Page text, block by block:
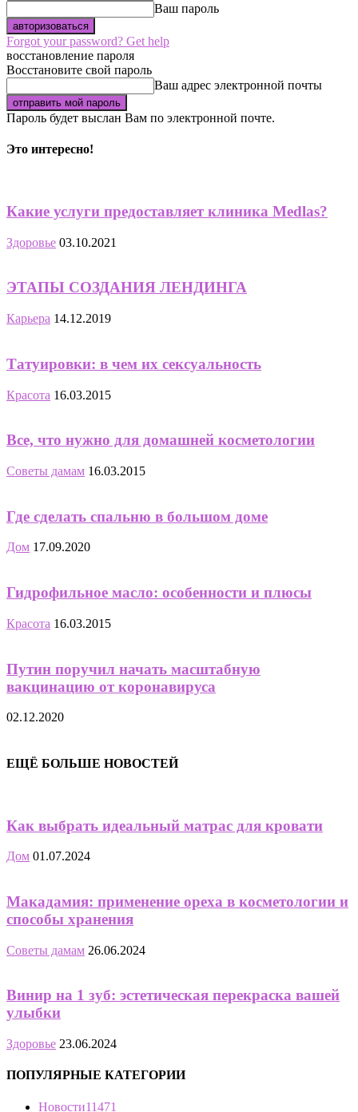
Ваш пароль
Forgot your password? Get help
восстановление пароля
Восстановите свой пароль
Ваш адрес электронной почты
Пароль будет выслан Вам по электронной почте.
Это интересно!
Какие услуги предоставляет клиника Medlas?
Здоровье 03.10.2021
ЭТАПЫ СОЗДАНИЯ ЛЕНДИНГА
Карьера 14.12.2019
Татуировки: в чем их сексуальность
Красота 16.03.2015
Все, что нужно для домашней косметологии
Советы дамам 16.03.2015
Где сделать спальню в большом доме
Дом 17.09.2020
Гидрофильное масло: особенности и плюсы
Красота 16.03.2015
Путин поручил начать масштабную
вакцинацию от коронавируса
02.12.2020
ЕЩЁ БОЛЬШЕ НОВОСТЕЙ
Как выбрать идеальный матрас для кровати
Дом 01.07.2024
Макадамия: применение ореха в косметологии и
способы хранения
Советы дамам 26.06.2024
Винир на 1 зуб: эстетическая перекраска вашей
улыбки
Здоровье 23.06.2024
ПОПУЛЯРНЫЕ КАТЕГОРИИ
Новости11471